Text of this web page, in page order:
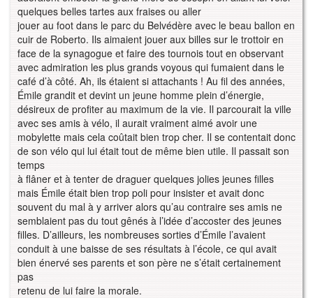
quelques belles tartes aux fraises ou aller
jouer au foot dans le parc du Belvédère avec le beau ballon en
cuir de Roberto. Ils aimaient jouer aux billes sur le trottoir en
face de la synagogue et faire des tournois tout en observant
avec admiration les plus grands voyous qui fumaient dans le
café d’à côté. Ah, ils étaient si attachants ! Au fil des années,
Émile grandit et devint un jeune homme plein d’énergie,
désireux de profiter au maximum de la vie. Il parcourait la ville
avec ses amis à vélo, il aurait vraiment aimé avoir une
mobylette mais cela coûtait bien trop cher. Il se contentait donc
de son vélo qui lui était tout de même bien utile. Il passait son
temps
à flâner et à tenter de draguer quelques jolies jeunes filles
mais Émile était bien trop poli pour insister et avait donc
souvent du mal à y arriver alors qu’au contraire ses amis ne
semblaient pas du tout gênés à l’idée d’accoster des jeunes
filles. D’ailleurs, les nombreuses sorties d’Émile l’avaient
conduit à une baisse de ses résultats à l’école, ce qui avait
bien énervé ses parents et son père ne s’était certainement
pas
retenu de lui faire la morale.